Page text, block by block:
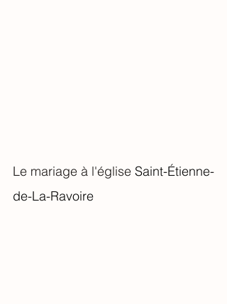
Le mariage à l'église Saint-Étienne-
de-La-Ravoire